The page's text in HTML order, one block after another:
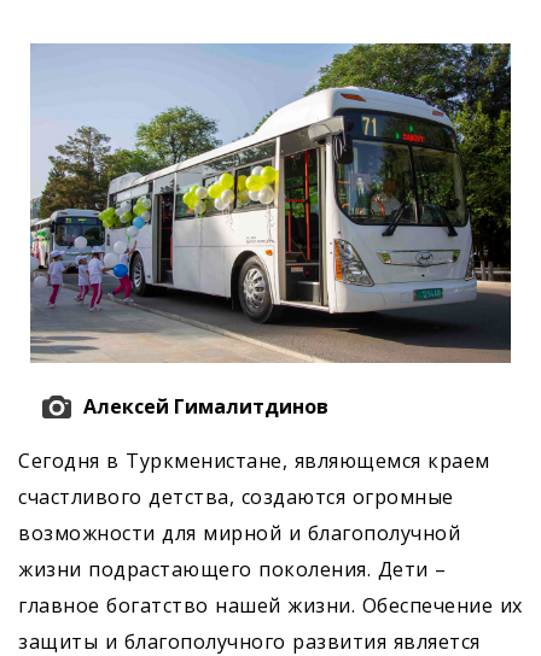
Алексей Гималитдинов
Сегодня в Туркменистане, являющемся краем
счастливого детства, создаются огромные
возможности для мирной и благополучной
жизни подрастающего поколения. Дети –
главное богатство нашей жизни. Обеспечение их
защиты и благополучного развития является